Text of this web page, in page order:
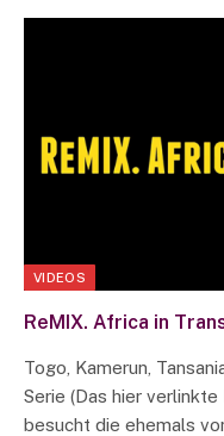
VIDEOS
ReMIX. Africa in
Togo, Kamerun,
Serie (Das hier
besucht die ehemals